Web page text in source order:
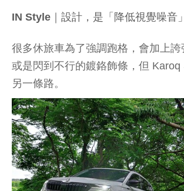
IN Style｜設計，是「降低視覺噪音
很多休旅車為了強調跑格，會加上
或是閃到不行的鍍鉻飾條，但 Karoq
另一條路。